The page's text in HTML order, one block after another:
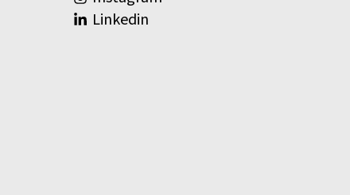
Linkedin